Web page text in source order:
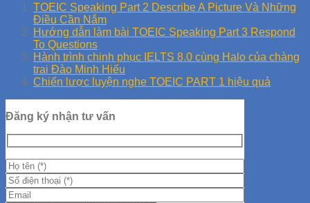
TOEIC Speaking Part 2 Describe A Picture Và Những
Điều Cần Nắm
Hướng dẫn làm bài TOEIC Speaking Part 3 Respond
To Questions
Hành trình chinh phục IELTS 8.0 cùng Halo của chàng
trai Đào Minh Hiếu
Chiến lược luyện nghe TOEIC PART 1 hiệu quả
Đăng ký nhận tư vấn